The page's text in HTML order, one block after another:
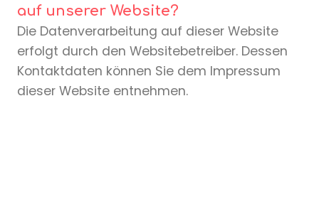
auf unserer Website?
Die Datenverarbeitung auf dieser Website
erfolgt durch den Websitebetreiber. Dessen
Kontaktdaten können Sie dem Impressum
dieser Website entnehmen.